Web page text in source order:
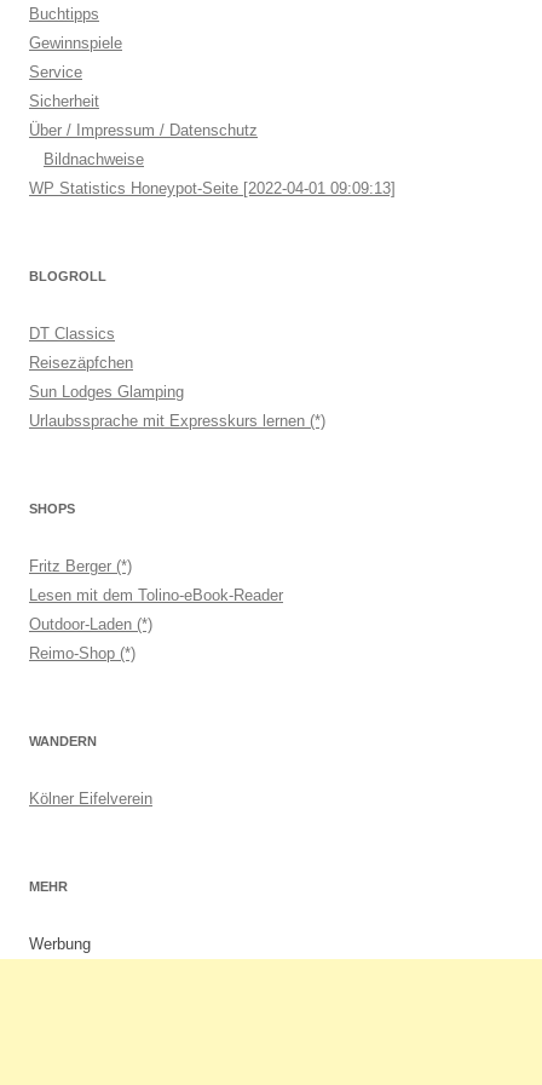
Buchtipps
Gewinnspiele
Service
Sicherheit
Über / Impressum / Datenschutz
Bildnachweise
WP Statistics Honeypot-Seite [2022-04-01 09:09:13]
BLOGROLL
DT Classics
Reisezäpfchen
Sun Lodges Glamping
Urlaubssprache mit Expresskurs lernen (*)
SHOPS
Fritz Berger (*)
Lesen mit dem Tolino-eBook-Reader
Outdoor-Laden (*)
Reimo-Shop (*)
WANDERN
Kölner Eifelverein
MEHR
Werbung